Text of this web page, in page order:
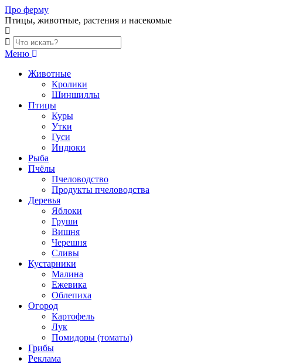
Skip
to
content
Про ферму
Птицы, животные, растения и насекомые
Меню
Животные
Кролики
Шиншиллы
Птицы
Куры
Утки
Гуси
Индюки
Рыба
Пчёлы
Пчеловодство
Продукты пчеловодства
Деревья
Яблоки
Груши
Вишня
Черешня
Сливы
Кустарники
Малина
Ежевика
Облепиха
Огород
Картофель
Лук
Помидоры (томаты)
Грибы
Реклама